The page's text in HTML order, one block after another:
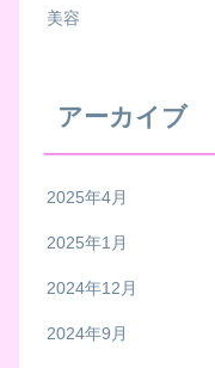
美容
アーカイブ
2025年4月
2025年1月
2024年12月
2024年9月